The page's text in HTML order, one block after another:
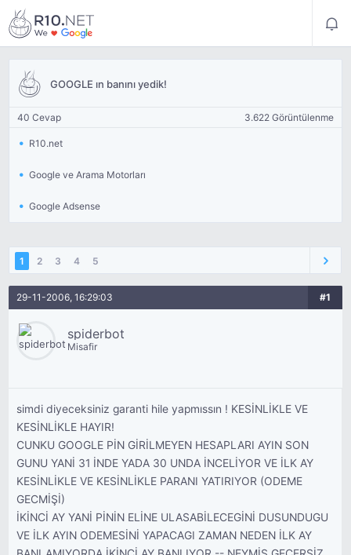
GOOGLE ın banını yedik!
40 Cevap 3.622 Görüntülenme
R10.net
Google ve Arama Motorları
Google Adsense
1 2 3 4 5
29-11-2006, 16:29:03 #1
spiderbot
Misafir
simdi diyeceksiniz garanti hile yapmıssın ! KESİNLİKLE VE
KESİNLİKLE HAYIR!
CUNKU GOOGLE PİN GİRİLMEYEN HESAPLARI AYIN SON
GUNU YANİ 31 İNDE YADA 30 UNDA İNCELİYOR VE İLK AY
KESİNLİKLE VE KESİNLİKLE PARANI YATIRIYOR (ODEME
GECMİŞİ)
İKİNCİ AY YANİ PİNİN ELİNE ULASABİLECEGİNİ DUSUNDUGU
VE İLK AYIN ODEMESİNİ YAPACAGI ZAMAN NEDEN İLK AY